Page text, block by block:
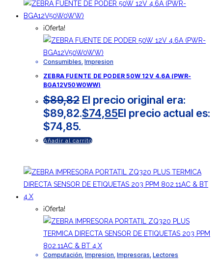
¡Oferta!
Consumibles Impresion
ZEBRA FUENTE DE PODER 50W 12V 4.6A (PWR-
BGA12V50W0WW)
$89,82 El precio original era:
$89,82.$74,85El precio actual es:
$74,85.
Añadir al carrito
¡Oferta!
Computación Impresion Impresoras Lectores